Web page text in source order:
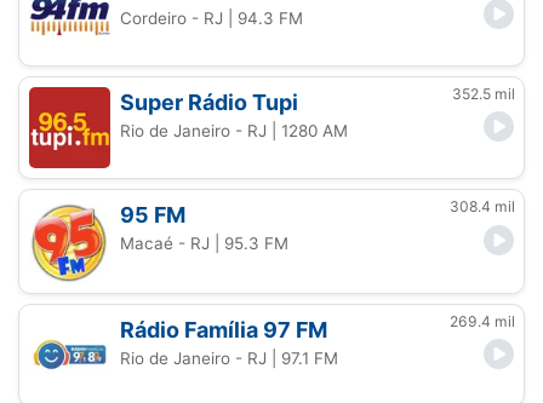
Cordeiro - RJ | 94.3 FM
Super Rádio Tupi 352.5 mil
Rio de Janeiro - RJ | 1280 AM
95 FM 308.4 mil
Macaé - RJ | 95.3 FM
Rádio Família 97 FM 269.4 mil
Rio de Janeiro - RJ | 97.1 FM